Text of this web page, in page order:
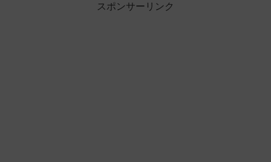
スポンサーリンク